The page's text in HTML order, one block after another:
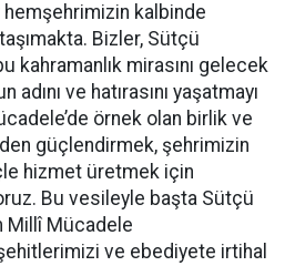
kalbinde
taşımakta. Bizler, Sütçü
kahramanlık mirasını gelecek
ve hatırasını yaşatmayı
örnek olan birlik ve
güçlendirmek, şehrimizin
hizmet üretmek için
Bu vesileyle başta Sütçü
Millî Mücadele
şehitlerimizi ve ebediyete irtihal